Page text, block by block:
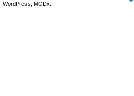
WordPress, MODx.